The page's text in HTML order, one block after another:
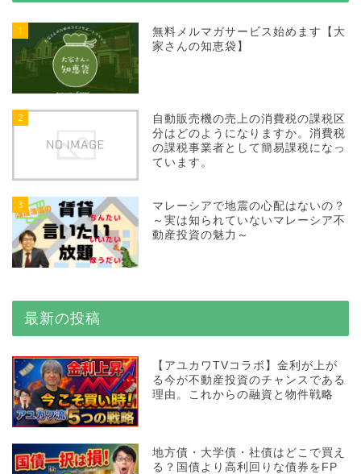
1
無料メルマガサービス始めます【大
家さんの知恵袋】
2
自動販売機の売上の消費税の課税区
分はどのようになりますか。消費税
の課税事業者として簡易課税になっ
ています。
3
マレーシアで地震の心配はないの？
～実は知られていないマレーシア不
動産投資の魅力～
最新の投稿
【アユカワTVコラボ】金利が上が
る今が不動産投資のチャンスである
理由。これからの融資と物件戦略
地方債・大学債・社債はどこで買え
る？国債より高利回りな債券をFP